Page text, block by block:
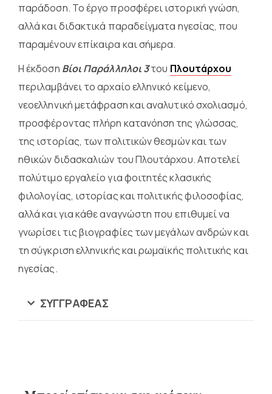
παράδοση. Το έργο προσφέρει ιστορική γνώση,
αλλά και διδακτικά παραδείγματα ηγεσίας, που
παραμένουν επίκαιρα και σήμερα.
Η έκδοση Βίοι Παράλληλοι 3του Πλουτάρχου
περιλαμβάνει το αρχαίο ελληνικό κείμενο,
νεοελληνική μετάφραση και αναλυτικό σχολιασμό,
προσφέροντας πλήρη κατανόηση της γλώσσας,
της ιστορίας, των πολιτικών θεσμών και των
ηθικών διδασκαλιών του Πλουτάρχου. Αποτελεί
πολύτιμο εργαλείο για φοιτητές κλασικής
φιλολογίας, ιστορίας και πολιτικής φιλοσοφίας,
αλλά και για κάθε αναγνώστη που επιθυμεί να
γνωρίσει τις βιογραφίες των μεγάλων ανδρών και
τη σύγκριση ελληνικής και ρωμαϊκής πολιτικής και
ηγεσίας.
ΣΥΓΓΡΑΦΈΑΣ